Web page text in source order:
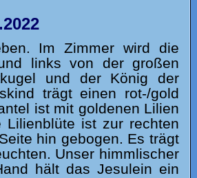
Im Zimmer wird die
links von der großen
und der König der
trägt einen rot-/gold
ist mit goldenen Lilien
Lilienblüte ist zur rechten
hin gebogen. Es trägt
Unser himmlischer
hält das Jesulein ein